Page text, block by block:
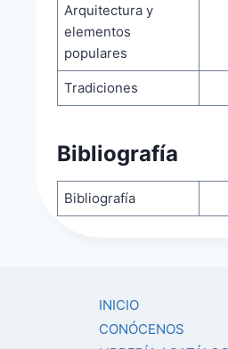
Arquitectura y
elementos
populares
Tradiciones
Bibliografía
Bibliografía
INICIO
CONÓCENOS